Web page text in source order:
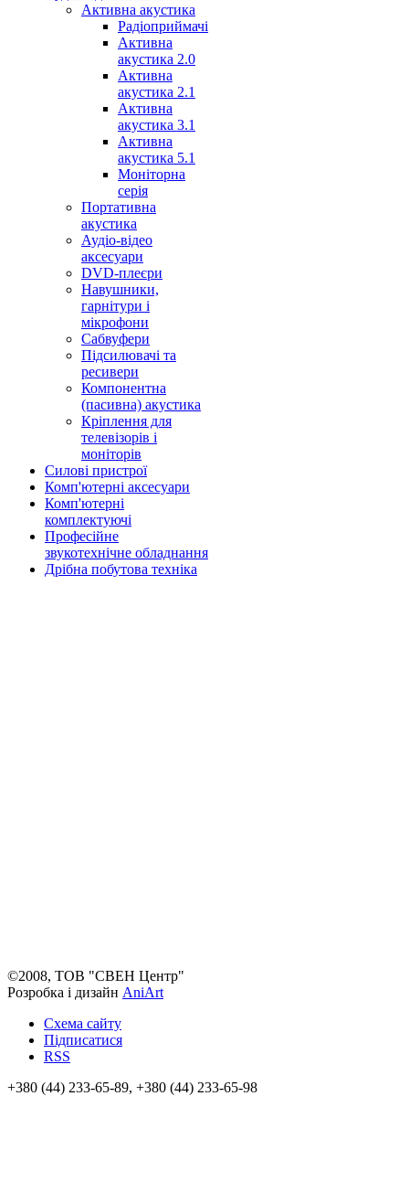
Активна акустика
Радіоприймачі
Активна
акустика 2.0
Активна
акустика 2.1
Активна
акустика 3.1
Активна
акустика 5.1
Моніторна
серія
Портативна
акустика
Аудіо-відео
аксесуари
DVD-плеєри
Навушники,
гарнітури і
мікрофони
Сабвуфери
Підсилювачі та
ресивери
Компонентна
(пасивна) акустика
Кріплення для
телевізорів і
моніторів
Силові пристрої
Комп'ютерні аксесуари
Комп'ютерні
комплектуючі
Професійне
звукотехнічне обладнання
Дрібна побутова техніка
©2008, ТОВ "СВЕН Центр"
Розробка і дизайн AniArt
Схема сайту
Підписатися
RSS
+380 (44) 233-65-89, +380 (44) 233-65-98